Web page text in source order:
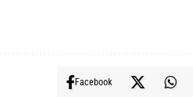
Facebook